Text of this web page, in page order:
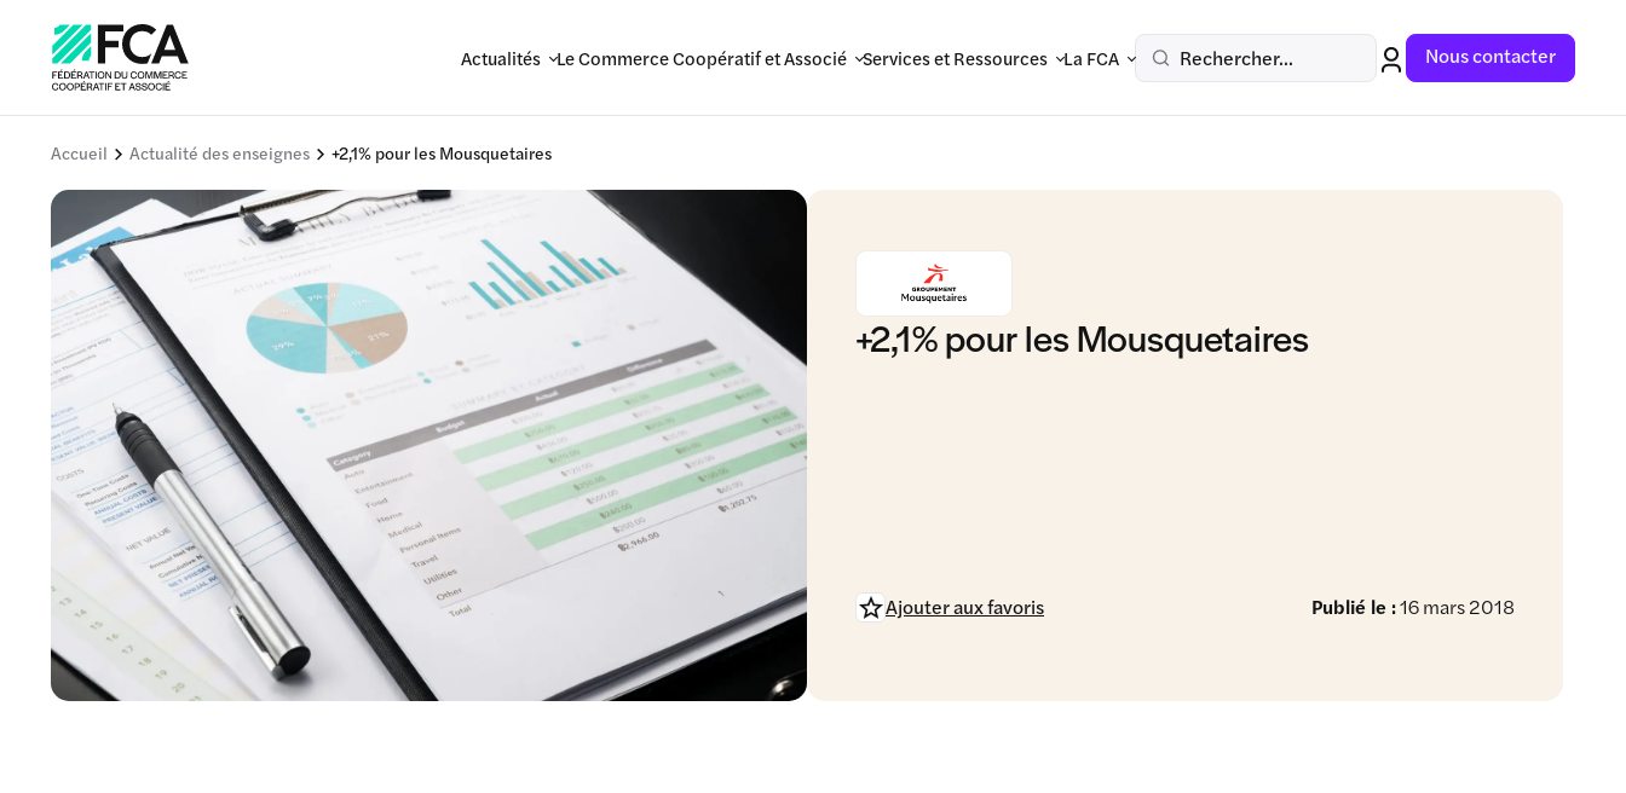
Actualités Le Commerce Coopératif et Associé Services et Ressources La FCA Rechercher... Nous contacter
Accueil Actualité des enseignes +2,1% pour les Mousquetaires
+2,1% pour les Mousquetaires
Publié le :16 mars 2018
Ajouter aux favoris